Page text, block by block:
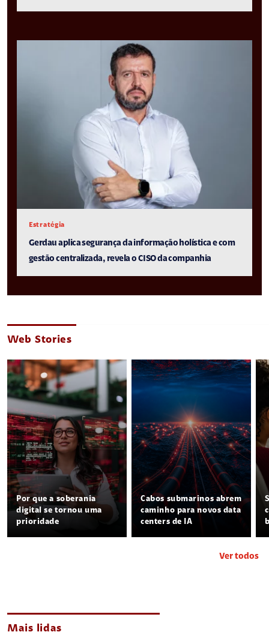
Estratégia
Gerdau aplica segurança da informação holística e com
gestão centralizada, revela o CISO da companhia
Web Stories
Por que a soberania
digital se tornou uma
prioridade
Cabos submarinos abrem
caminho para novos data
centers de IA
Ver todos
Mais lidas